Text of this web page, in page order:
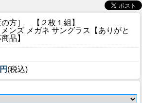
検眼予約
メディア情報
MEDIA
アクセス
方］ 【２枚１組】
メンズ メガネ サングラス【ありがと
品】
(税込)